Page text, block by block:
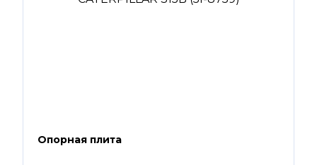
Опорная плита